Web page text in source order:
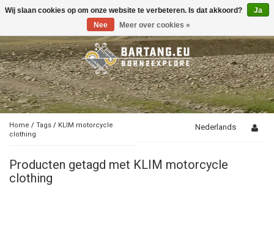
Toggle
Home / Tags / KLIM motorcycle
clothing
Nederlands
Producten getagd met KLIM motorcycle
clothing
Wij slaan cookies op om onze website te verbeteren. Is dat akkoord?
Ja
Nee
Meer over cookies »